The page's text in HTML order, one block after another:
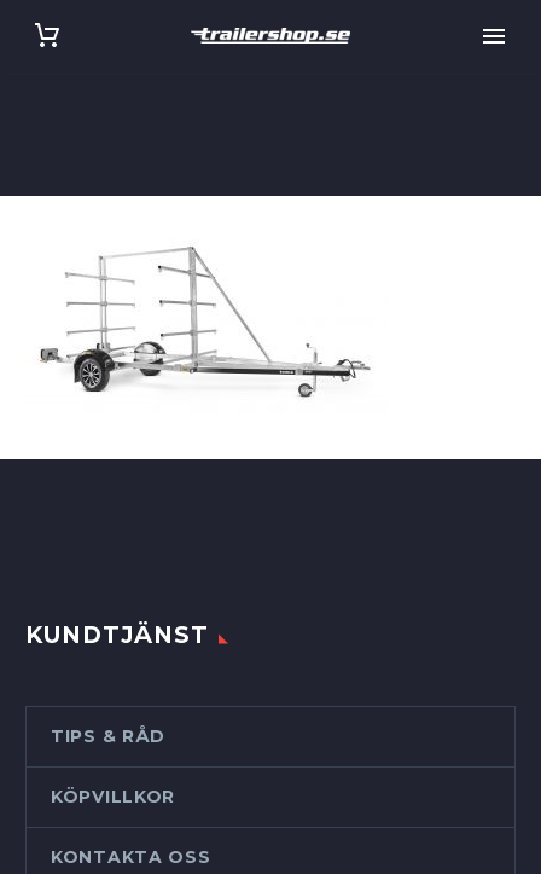
KUNDTJÄNST
TIPS & RÅD
KÖPVILLKOR
KONTAKTA OSS